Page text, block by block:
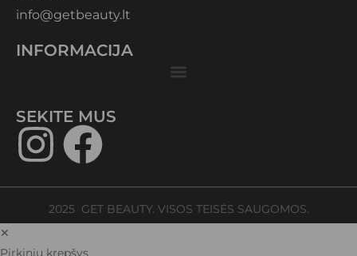
info@getbeauty.lt
INFORMACIJA
SEKITE MUS​
2025 GET BEAUTY. VISOS TEISĖS SAUGOMOS.
✕
Pirkinių krepšys